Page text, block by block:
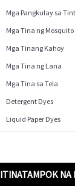
Mga Pangkulay sa
Mga Tina ng Mosquito
Mga Tinang Kahoy
Mga Tina ng Lana
Mga Tina sa Tela
Detergent Dyes
Liquid Paper Dyes
ITINATAMPOK NA